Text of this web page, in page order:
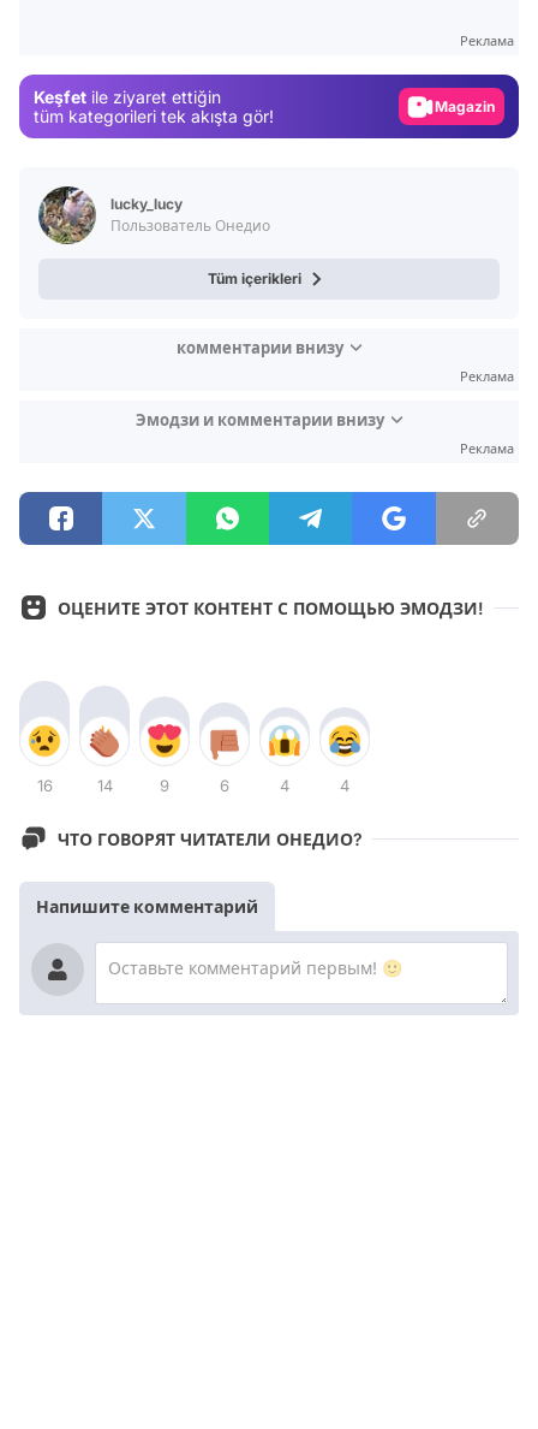
Реклама
Keşfet ile ziyaret ettiğin
tüm kategorileri tek akışta gör!
Magazin
lucky_lucy
Пользователь Онедио
Tüm içerikleri
комментарии внизу
Реклама
Эмодзи и комментарии внизу
Реклама
ОЦЕНИТЕ ЭТОТ КОНТЕНТ С ПОМОЩЬЮ ЭМОДЗИ!
16 14 9 6 4 4
ЧТО ГОВОРЯТ ЧИТАТЕЛИ ОНЕДИО?
Напишите комментарий